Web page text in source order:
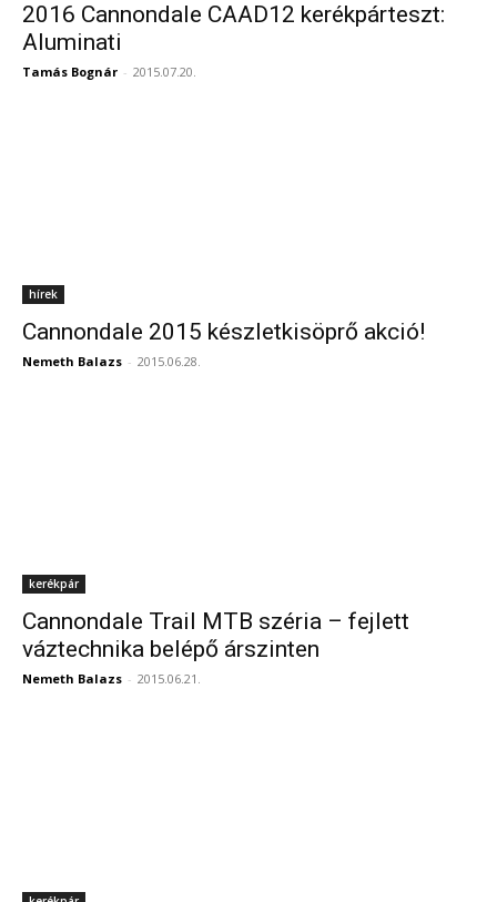
2016 Cannondale CAAD12 kerékpárteszt:
Aluminati
Tamás Bognár - 2015.07.20.
hírek
Cannondale 2015 készletkisöprő akció!
Nemeth Balazs - 2015.06.28.
kerékpár
Cannondale Trail MTB széria – fejlett
váztechnika belépő árszinten
Nemeth Balazs - 2015.06.21.